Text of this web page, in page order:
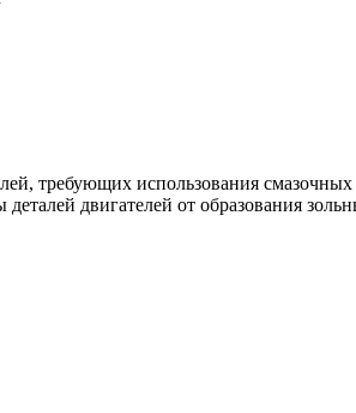
требующих использования
двигателей от образования